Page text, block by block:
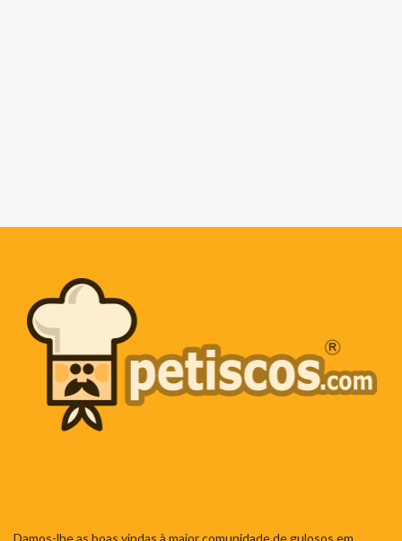
Damos-lhe as boas vindas à maior comunidade de gulosos em